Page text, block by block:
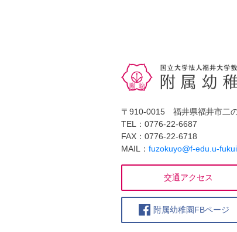
〒910-0015 福井県福井市二
TEL：0776-22-6687
FAX：0776-22-6718
MAIL： fuzokuyo@f-edu.u-
交通アクセス
附属幼稚園FBページ